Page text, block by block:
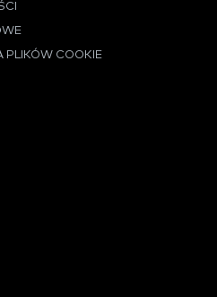
PLIKÓW COOKIE